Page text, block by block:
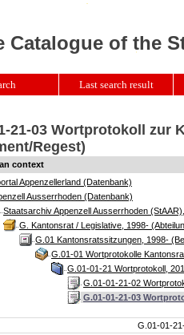
21-03 Wortprotokoll zur
Regest)
context
Appenzellerland (Datenbank)
Ausserrhoden (Datenbank)
Staatsarchiv Appenzell Ausserrhoden
G. Kantonsrat / Legislative, 1998-
G.01 Kantonsratssitzungen, 1998-
G.01-01 Wortprotokolle
G.01-01-21 Wortprotokoll,
G.01-01-21-02
G.01-01-21-03
G.01-01-
Catalogue of the
Last search result